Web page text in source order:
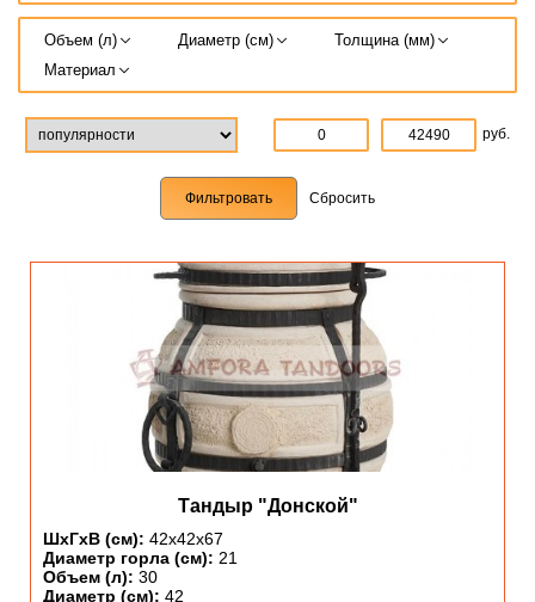
руб.
Объем (л) Диаметр (см)
Толщина (мм)
Материал
Cбросить
Тандыр "Донской"
ШхГхВ (см): 42х42х67
Диаметр горла (см): 21
Объем (л): 30
Диаметр (см): 42